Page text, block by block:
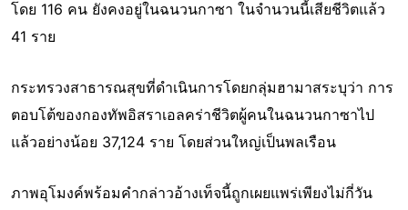
โดย 116 คน ยังคงอยู่ในฉนวนกาซา ในจำนวนนี้เสียชีวิตแล้ว
41 ราย
กระทรวงสาธารณสุขที่ดำเนินการโดยกลุ่มฮามาสระบุว่า การ
ตอบโต้ของกองทัพอิสราเอลคร่าชีวิตผู้คนในฉนวนกาซาไป
แล้วอย่างน้อย 37,124 ราย โดยส่วนใหญ่เป็นพลเรือน
ภาพอุโมงค์พร้อมคำกล่าวอ้างเท็จนี้ถูกเผยแพร่เพียงไม่กี่วัน